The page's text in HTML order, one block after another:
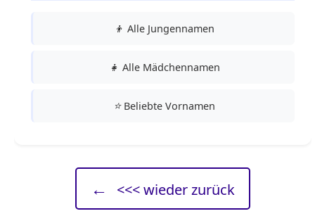
👦 Alle Jungennamen
👧 Alle Mädchennamen
⭐Beliebte Vornamen
← <<< wieder zurück